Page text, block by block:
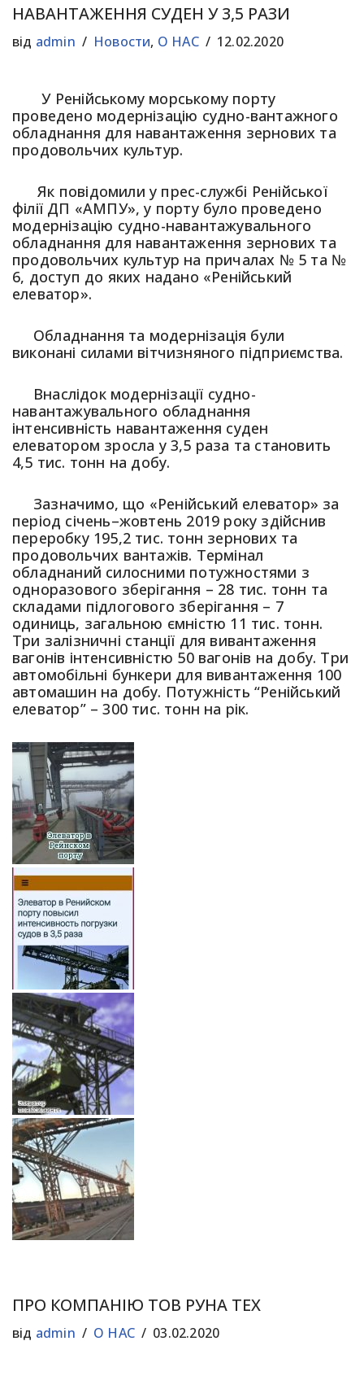
НАВАНТАЖЕННЯ СУДЕН У 3,5 РАЗИ
від admin Новости, О НАС 12.02.2020
У Ренійському морському порту
проведено модернізацію судно-вантажного
обладнання для навантаження зернових та
продовольчих культур.
Як повідомили у прес-службі Ренійської
філії ДП «АМПУ», у порту було проведено
модернізацію судно-навантажувального
обладнання для навантаження зернових та
продовольчих культур на причалах № 5 та №
6, доступ до яких надано «Ренійський
елеватор».
Обладнання та модернізація були
виконані силами вітчизняного підприємства.
Внаслідок модернізації судно-
навантажувального обладнання
інтенсивність навантаження суден
елеватором зросла у 3,5 раза та становить
4,5 тис. тонн на добу.
Зазначимо, що «Ренійський елеватор» за
період січень–жовтень 2019 року здійснив
переробку 195,2 тис. тонн зернових та
продовольчих вантажів. Термінал
обладнаний силосними потужностями з
одноразового зберігання – 28 тис. тонн та
складами підлогового зберігання – 7
одиниць, загальною ємністю 11 тис. тонн.
Три залізничні станції для вивантаження
вагонів інтенсивністю 50 вагонів на добу. Три
автомобільні бункери для вивантаження 100
автомашин на добу. Потужність “Ренійський
елеватор” – 300 тис. тонн на рік.
ПРО КОМПАНІЮ ТОВ РУНА ТЕХ
від admin О НАС 03.02.2020